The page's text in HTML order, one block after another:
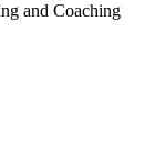
and Coaching